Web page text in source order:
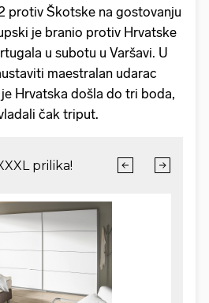
protiv Škotske na gostovanju
je branio protiv Hrvatske
u subotu u Varšavi. U
maestralan udarac
Hrvatska došla do tri boda,
čak triput.